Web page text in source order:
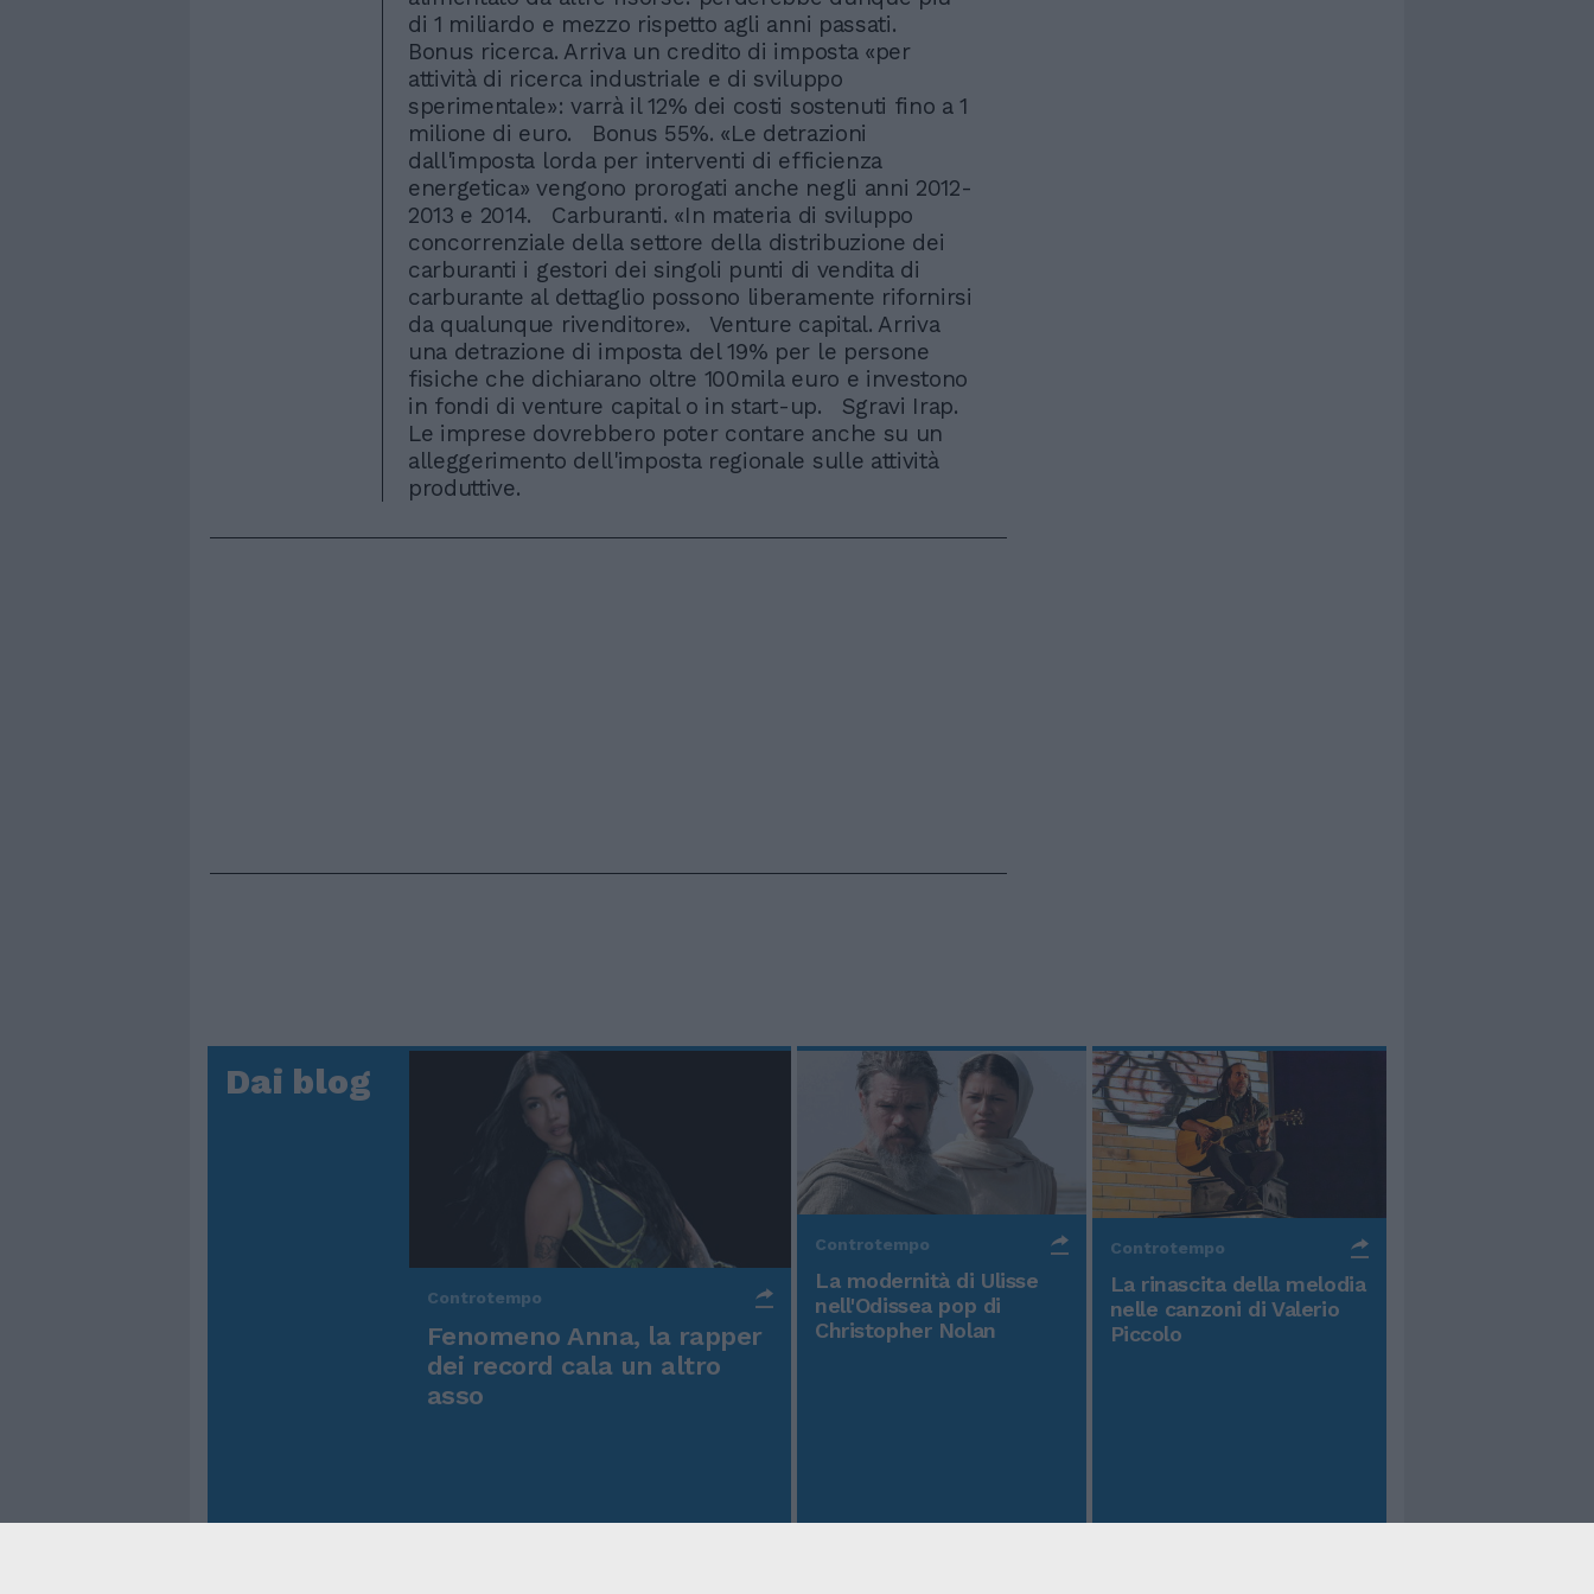
di 1 miliardo e mezzo rispetto agli anni passati.
Bonus ricerca. Arriva un credito di imposta «per
attività di ricerca industriale e di sviluppo
sperimentale»: varrà il 12% dei costi sostenuti fino a 1
milione di euro. Bonus 55%. «Le detrazioni
dall'imposta lorda per interventi di efficienza
energetica» vengono prorogati anche negli anni 2012-
2013 e 2014. Carburanti. «In materia di sviluppo
concorrenziale della settore della distribuzione dei
carburanti i gestori dei singoli punti di vendita di
carburante al dettaglio possono liberamente rifornirsi
da qualunque rivenditore». Venture capital. Arriva
una detrazione di imposta del 19% per le persone
fisiche che dichiarano oltre 100mila euro e investono
in fondi di venture capital o in start-up. Sgravi Irap.
Le imprese dovrebbero poter contare anche su un
alleggerimento dell'imposta regionale sulle attività
produttive.
Dai blog
Controtempo
Fenomeno Anna, la rapper
dei record cala un altro
asso
Controtempo
La modernità di Ulisse
nell'Odissea pop di
Christopher Nolan
Controtempo
La rinascita della melodia
nelle canzoni di Valerio
Piccolo